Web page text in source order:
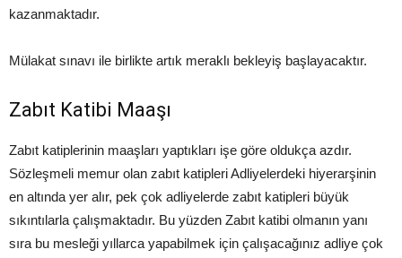
kazanmaktadır.
Mülakat sınavı ile birlikte artık meraklı bekleyiş başlayacaktır.
Zabıt Katibi Maaşı
Zabıt katiplerinin maaşları yaptıkları işe göre oldukça azdır.
Sözleşmeli memur olan zabıt katipleri Adliyelerdeki hiyerarşinin
en altında yer alır, pek çok adliyelerde zabıt katipleri büyük
sıkıntılarla çalışmaktadır. Bu yüzden Zabıt katibi olmanın yanı
sıra bu mesleği yıllarca yapabilmek için çalışacağınız adliye çok